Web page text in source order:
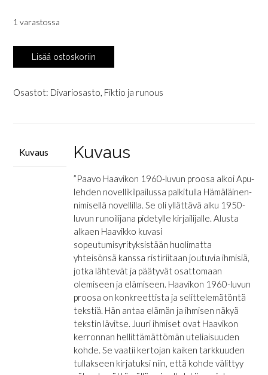
1 varastossa
Haavikko,
Paavo:
asioita
määrä
Lisää ostoskoriin
Osastot: Divariosasto, Fiktio ja runous
Kuvaus Kuvaus
”Paavo Haavikon 1960-luvun proosa alkoi Apu-
lehden novellikilpailussa palkitulla Hämäläinen-
nimisellä novellilla. Se oli yllättävä alku 1950-
luvun runoilijana pidetylle kirjailijalle. Alusta
alkaen Haavikko kuvasi
sopeutumisyrityksistään huolimatta
yhteisönsä kanssa ristiriitaan joutuvia ihmisiä,
jotka lähtevät ja päätyvät osattomaan
olemiseen ja elämiseen. Haavikon 1960-luvun
proosa on konkreettista ja selittelemätöntä
tekstiä. Hän antaa elämän ja ihmisen näkyä
tekstin lävitse. Juuri ihmiset ovat Haavikon
kerronnan hellittämättömän uteliaisuuden
kohde. Se vaatii kertojan kaiken tarkkuuden
tullakseen kirjatuksi niin, että kohde välittyy